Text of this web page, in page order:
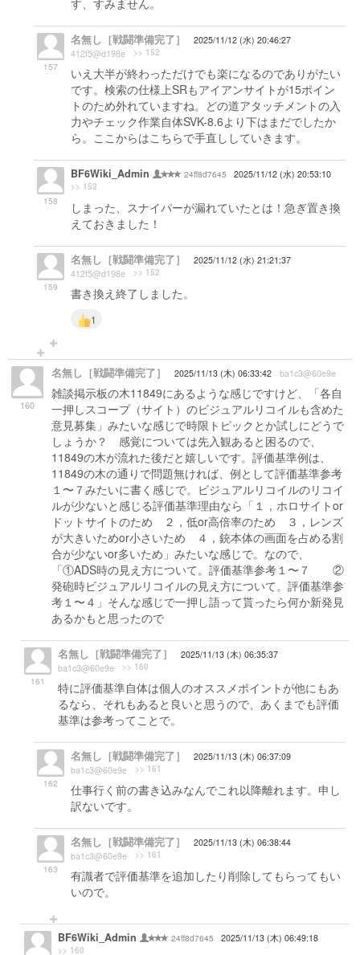
す、すみません。
157
名無し［戦闘準備完了］
2025/11/12 (水) 20:46:27
412f5@d198e
>> 152
いえ大半が終わっただけでも楽になるのでありがたい
です。検索の仕様上SRもアイアンサイトが15ポイン
トのため外れていますね。どの道アタッチメントの入
力やチェック作業自体SVK-8.6より下はまだでしたか
ら。ここからはこちらで手直ししていきます。
158
BF6Wiki_Admin 24ff8d7645 2025/11/12 (水) 20:53:10
>> 152
しまった、スナイパーが漏れていたとは！急ぎ置き換
えておきました！
159
名無し［戦闘準備完了］
2025/11/12 (水) 21:21:37
412f5@d198e
>> 152
書き換え終了しました。
1
160
名無し［戦闘準備完了］ 2025/11/13 (木) 06:33:42 ba1c3@60e9e
雑談掲示板の木11849にあるような感じですけど、「各自
一押しスコープ（サイト）のビジュアルリコイルも含めた
意見募集」みたいな感じで時限トピックとか試しにどうで
しょうか？ 感覚については先入観あると困るので、
11849の木が流れた後だと嬉しいです。評価基準例は、
11849の木の通りで問題無ければ、例として評価基準参考
１〜７みたいに書く感じで。ビジュアルリコイルのリコイ
ルが少ないと感じる評価基準理由なら「１，ホロサイトor
ドットサイトのため ２，低or高倍率のため ３，レンズ
が大きいためor小さいため ４，銃本体の画面を占める割
合が少ないor多いため」みたいな感じで。なので、
「①ADS時の見え方について。評価基準参考１〜７ ②
発砲時ビジュアルリコイルの見え方について。評価基準参
考１〜４」そんな感じで一押し語って貰ったら何か新発見
あるかもと思ったので
161
名無し［戦闘準備完了］
2025/11/13 (木) 06:35:37
ba1c3@60e9e
>> 160
特に評価基準自体は個人のオススメポイントが他にもあ
るなら、それもあると良いと思うので、あくまでも評価
基準は参考ってことで。
162
名無し［戦闘準備完了］
2025/11/13 (木) 06:37:09
ba1c3@60e9e
>> 161
仕事行く前の書き込みなんでこれ以降離れます。申し
訳ないです。
163
名無し［戦闘準備完了］
2025/11/13 (木) 06:38:44
ba1c3@60e9e
>> 161
有識者で評価基準を追加したり削除してもらってもい
いので。
BF6Wiki_Admin 24ff8d7645 2025/11/13 (木) 06:49:18
>> 160